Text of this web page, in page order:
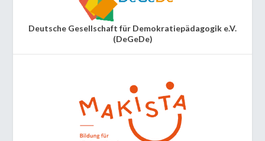
Deutsche Gesellschaft für Demokratiepädagogik e.V.
(DeGeDe)